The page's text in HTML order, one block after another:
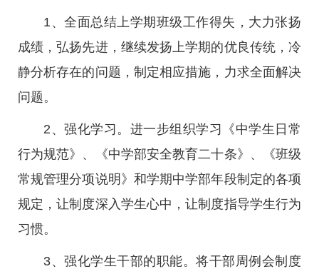
1、全面总结上学期班级工作得失，大力张扬
成绩，弘扬先进，继续发扬上学期的优良传统，冷
静分析存在的问题，制定相应措施，力求全面解决
问题。
2、强化学习。进一步组织学习《中学生日常
行为规范》、《中学部安全教育二十条》、《班级
常规管理分项说明》和学期中学部年段制定的各项
规定，让制度深入学生心中，让制度指导学生行为
习惯。
3、强化学生干部的职能。将干部周例会制度